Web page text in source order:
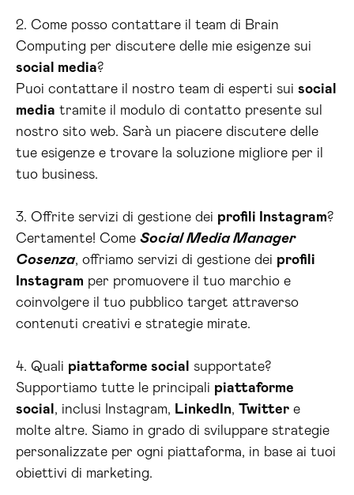
2. Come posso contattare il team di Brain
Computing per discutere delle mie esigenze sui
social media?
Puoi contattare il nostro team di esperti sui social
media tramite il modulo di contatto presente sul
nostro sito web. Sarà un piacere discutere delle
tue esigenze e trovare la soluzione migliore per il
tuo business.
3. Offrite servizi di gestione dei profili Instagram?
Certamente! Come Social Media Manager
Cosenza, offriamo servizi di gestione dei profili
Instagram per promuovere il tuo marchio e
coinvolgere il tuo pubblico target attraverso
contenuti creativi e strategie mirate.
4. Quali piattaforme social
supportate?
Supportiamo tutte le principali piattaforme
social , inclusi Instagram, LinkedIn, Twitter e
molte altre. Siamo in grado di sviluppare strategie
personalizzate per ogni piattaforma, in base ai tuoi
obiettivi di marketing.